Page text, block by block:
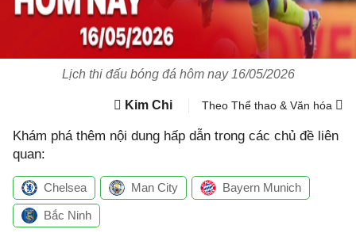
Lịch thi đấu bóng đá hôm nay 16/05/2026
Kim Chi Theo Thể thao & Văn hóa
Khám phá thêm nội dung hấp dẫn trong các chủ đề liên
quan:
Chelsea Man City Bayern Munich
Bắc Ninh